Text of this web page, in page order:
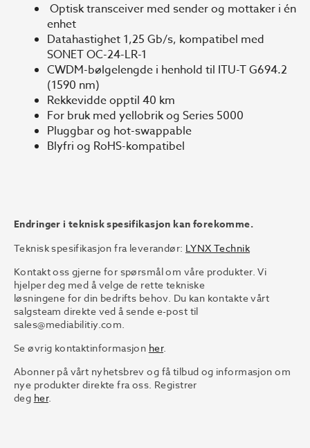
Optisk transceiver med sender og mottaker i én
enhet
Datahastighet 1,25 Gb/s, kompatibel med
SONET OC-24-LR-1
CWDM-bølgelengde i henhold til ITU-T G694.2
(1590 nm)
Rekkevidde opptil 40 km
For bruk med yellobrik og Series 5000
Pluggbar og hot-swappable
Blyfri og RoHS-kompatibel
Endringer i teknisk spesifikasjon kan forekomme.
Teknisk spesifikasjon fra leverandør: LYNX Technik
Kontakt oss gjerne for spørsmål om våre produkter. Vi
hjelper deg med å velge de rette tekniske
løsningene for din bedrifts behov. Du kan kontakte vårt
salgsteam direkte ved å sende e-post til
sales@mediabilitiy.com.
Se øvrig kontaktinformasjon her.
Abonner på vårt nyhetsbrev og få tilbud og informasjon om
nye produkter direkte fra oss. Registrer
deg her.